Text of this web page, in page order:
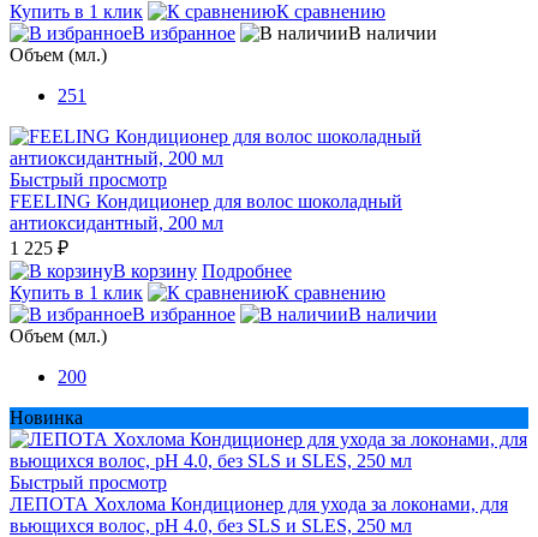
Купить в 1 клик
К сравнению
В избранное
В наличии
Объем (мл.)
251
Быстрый просмотр
FEELING Кондиционер для волос шоколадный
антиоксидантный, 200 мл
1 225 ₽
В корзину Подробнее
Купить в 1 клик
К сравнению
В избранное
В наличии
Объем (мл.)
200
Новинка
Быстрый просмотр
ЛЕПОТА Хохлома Кондиционер для ухода за локонами, для
вьющихся волос, pH 4.0, без SLS и SLES, 250 мл